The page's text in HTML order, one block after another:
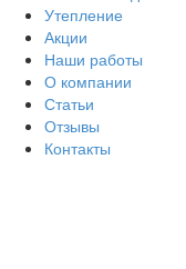
Утепление
Акции
Наши работы
О компании
Статьи
Отзывы
Контакты